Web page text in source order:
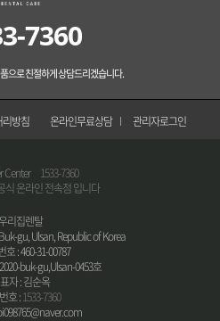
7360
으로 친절하게 상담드리겠습니다.
리방침 온라인무료상담 관리자로그인
Center
1533-7360
식 온라인 전속점 입니다
리집렌탈
gu, Ulsan, Republic of Korea
호 : 460-31-00787
buk-gu,Ulsan-0453호
자 : 김순옥
호 : 1533-7360